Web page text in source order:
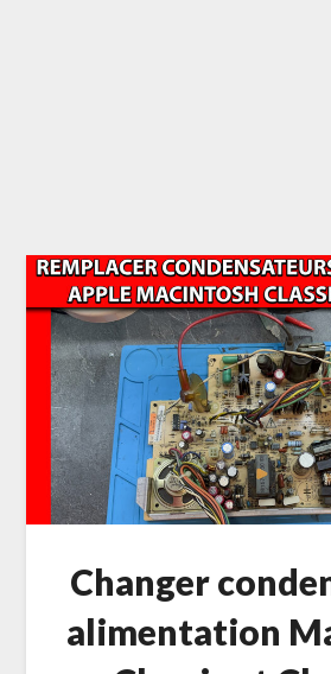
Changer
alimentation